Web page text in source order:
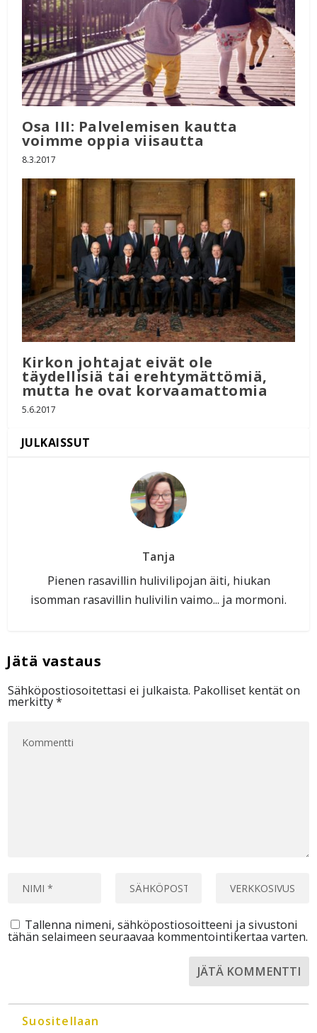
Osa III: Palvelemisen kautta
voimme oppia viisautta
8.3.2017
Kirkon johtajat eivät ole
täydellisiä tai erehtymättömiä,
mutta he ovat korvaamattomia
5.6.2017
Tanja
Pienen rasavillin hulivilipojan äiti, hiukan
isomman rasavillin hulivilin vaimo... ja mormoni.
Sähköpostiosoitettasi ei julkaista. Pakolliset kentät on
merkitty*
Tallenna nimeni, sähköpostiosoitteeni ja sivustoni
tähän selaimeen seuraavaa kommentointikertaa varten.
Suositellaan